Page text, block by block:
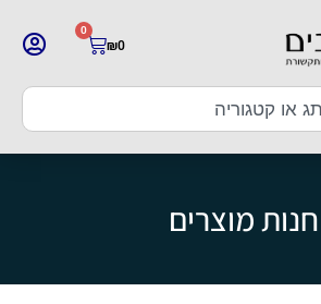
₪0
0
חנות מוצרים